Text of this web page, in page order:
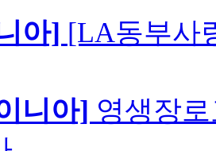
아] [LA동부사
니아] 영생장